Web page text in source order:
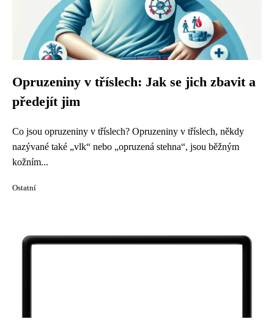
Opruzeniny v tříslech: Jak se jich zbavit a
předejít jim
Co jsou opruzeniny v tříslech? Opruzeniny v tříslech, někdy
nazývané také „vlk“ nebo „opruzená stehna“, jsou běžným
kožním...
Ostatní